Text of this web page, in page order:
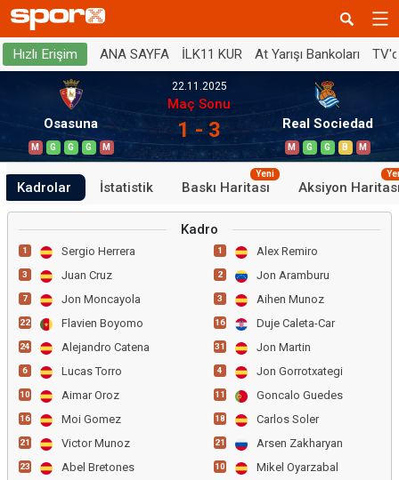
Hızlı Erişim ANA SAYFA İLK11 KUR At Yarışı Bankoları
Osasuna
M G G G M
22.11.2025
Maç Sonu
1 - 3 Real Sociedad
M G G B M
Kadrolar İstatistik Baskı Haritası
Yeni
Aksiyon
Kadro
1 Sergio Herrera
3 Juan Cruz
7 Jon Moncayola
22 Flavien Boyomo
24 Alejandro Catena
6 Lucas Torro
10 Aimar Oroz
16 Moi Gomez
21 Victor Munoz
23 Abel Bretones
1 Alex Remiro
2 Jon Aramburu
3 Aihen Munoz
16 Duje Caleta-Car
31 Jon Martin
4 Jon Gorrotxategi
11 Goncalo Guedes
18 Carlos Soler
21 Arsen Zakharyan
10 Mikel Oyarzabal